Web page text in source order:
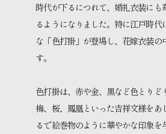
時代が下るにつれて、婚礼衣装にも
るようになりました。特に江戸時代
な「色打掛」が登場し、花嫁衣装の
す。
色打掛は、赤や金、黒など色とりど
梅、桜、鳳凰といった吉祥文様をあ
るで絵巻物のように華やかな印象を